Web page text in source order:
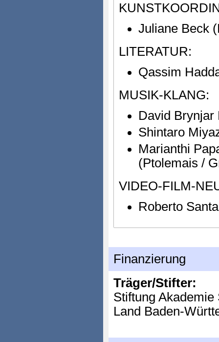
Juliane Beck
LITERATUR:
Qassim
MUSIK-KLANG:
David Brynjar
Shintaro
Marianthi
(Ptolemais /
VIDEO-FILM-
Roberto
Finanzierung
Träger/Stifter:
Stiftung
Land Baden-